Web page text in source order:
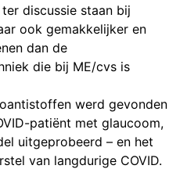
discussie staan bij
ook gemakkelijker en
dan de
die bij ME/cvs is
werd gevonden
patiënt met glaucoom,
uitgeprobeerd – en het
van langdurige COVID.